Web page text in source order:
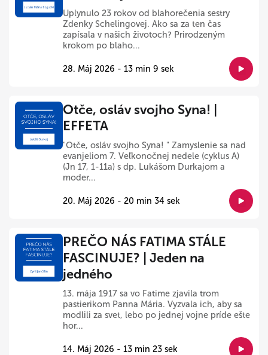
Uplynulo 23 rokov od blahorečenia sestry
Zdenky Schelingovej. Ako sa za ten čas
zapísala v našich životoch? Prirodzeným
krokom po blaho...
28. Máj 2026 - 13 min 9 sek
Otče, osláv svojho Syna! |
EFFETA
"Otče, osláv svojho Syna! " Zamyslenie sa nad
evanjeliom 7. Veľkonočnej nedele (cyklus A)
(Jn 17, 1-11a) s dp. Lukášom Durkajom a
moder...
20. Máj 2026 - 20 min 34 sek
PREČO NÁS FATIMA STÁLE
FASCINUJE? | Jeden na
jedného
13. mája 1917 sa vo Fatime zjavila trom
pastierikom Panna Mária. Vyzvala ich, aby sa
modlili za svet, lebo po jednej vojne príde ešte
hor...
14. Máj 2026 - 13 min 23 sek